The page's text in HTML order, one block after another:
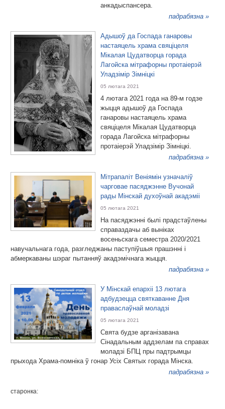
анкадыспансера.
падрабязна »
Адышоў да Госпада ганаровы
настаяцель храма свяціцеля
Мікалая Цудатворца горада
Лагойска мітрафорны протаіерэй
Уладзімір Зімніцкі
05 лютага 2021
4 лютага 2021 года на 89-м годзе
жыцця адышоў да Госпада
ганаровы настаяцель храма
свяціцеля Мікалая Цудатворца
горада Лагойска мітрафорны
протаіерэй Уладзімір Зімніцкі.
падрабязна »
Мітрапаліт Веніямін узначаліў
чарговае пасяджэнне Вучонай
рады Мінскай духоўнай акадэміі
05 лютага 2021
На пасяджэнні былі прадстаўлены
справаздачы аб выніках
восеньскага семестра 2020/2021
навучальнага года, разгледжаны паступіўшыя прашэнні і
абмеркаваны шэраг пытанняў акадэмічнага жыцця.
падрабязна »
У Мінскай епархіі 13 лютага
адбудзецца святкаванне Дня
праваслаўнай моладзі
05 лютага 2021
Свята будзе арганізавана
Сінадальным аддзелам па справах
моладзі БПЦ пры падтрымцы
прыхода Храма-помніка ў гонар Усіх Святых горада Мінска.
падрабязна »
старонка: